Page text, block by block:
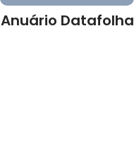
Anuário Datafolha